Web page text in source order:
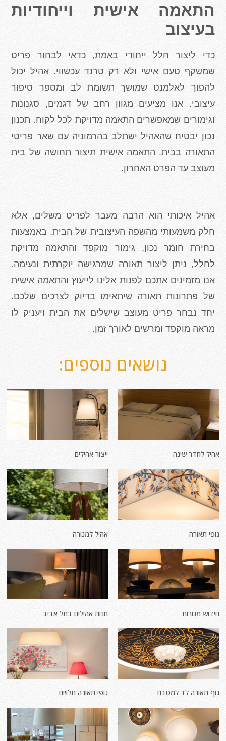
התאמה אישית וייחודיות
בעיצוב
כדי ליצור חלל ייחודי באמת, כדאי לבחור פריט
שמשקף טעם אישי ולא רק טרנד עכשווי. אהיל יכול
להפוך לאלמנט שמושך תשומת לב ומספר סיפור
עיצובי. אנו מציעים מגוון רחב של דגמים, סגנונות
וגימורים שמאפשרים התאמה מדויקת לכל לקוח. תכנון
נכון יבטיח שהאהיל ישתלב בהרמוניה עם שאר פריטי
התאורה בבית. התאמה אישית תיצור תחושה של בית
מעוצב עד הפרט האחרון.
אהיל איכותי הוא הרבה מעבר לפריט משלים, אלא
חלק משמעותי מהשפה העיצובית של הבית. באמצעות
בחירת חומר נכון, גימור מוקפד והתאמה מדויקת
לחלל, ניתן ליצור תאורה שמרגישה יוקרתית ונעימה.
אנו מזמינים אתכם לפנות אלינו לייעוץ והתאמה אישית
של פתרונות תאורה שיתאימו בדיוק לצרכים שלכם.
יחד נבחר פריט מעוצב שישלים את הבית ויעניק לו
מראה מוקפד ומרשים לאורך זמן.
נושאים נוספים:
אהיל לחדר שינה ייצור אהילים
גופי תאורה אהיל למנורה
חידוש מנורות חנות אהילים בתל אביב
גוף תאורה לד למטבח גופי תאורה תלויים